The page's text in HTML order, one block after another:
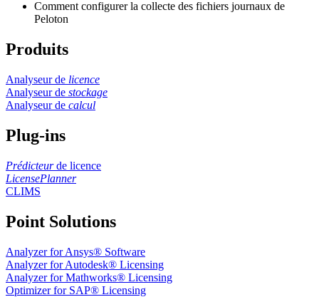
Comment configurer la collecte des fichiers journaux de
Peloton
Produits
Analyseur de licence
Analyseur de stockage
Analyseur de calcul
Plug-ins
Prédicteurde licence
LicensePlanner
CLIMS
Point Solutions
Analyzer for Ansys® Software
Analyzer for Autodesk® Licensing
Analyzer for Mathworks® Licensing
Optimizer for SAP® Licensing